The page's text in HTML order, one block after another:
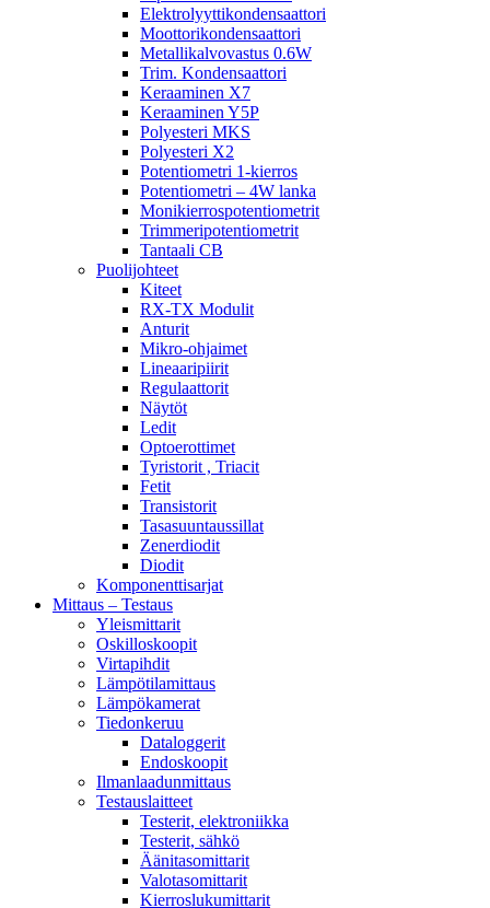
Elektrolyyttikondensaattori
Moottorikondensaattori
Metallikalvovastus 0.6W
Trim. Kondensaattori
Keraaminen X7
Keraaminen Y5P
Polyesteri MKS
Polyesteri X2
Potentiometri 1-kierros
Potentiometri – 4W lanka
Monikierrospotentiometrit
Trimmeripotentiometrit
Tantaali CB
Puolijohteet
Kiteet
RX-TX Modulit
Anturit
Mikro-ohjaimet
Lineaaripiirit
Regulaattorit
Näytöt
Ledit
Optoerottimet
Tyristorit , Triacit
Fetit
Transistorit
Tasasuuntaussillat
Zenerdiodit
Diodit
Komponenttisarjat
Mittaus – Testaus
Yleismittarit
Oskilloskoopit
Virtapihdit
Lämpötilamittaus
Lämpökamerat
Tiedonkeruu
Dataloggerit
Endoskoopit
Ilmanlaadunmittaus
Testauslaitteet
Testerit, elektroniikka
Testerit, sähkö
Äänitasomittarit
Valotasomittarit
Kierroslukumittarit